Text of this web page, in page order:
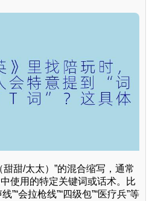
甜甜/太太）”的混合缩写，通常
使用的特定关键词或话术。比
”“会拉枪线”“四级包”“医疗兵”等